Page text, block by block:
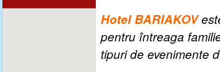
Hotel BARIAKOV
pentru întreaga
tipuri de evenimente